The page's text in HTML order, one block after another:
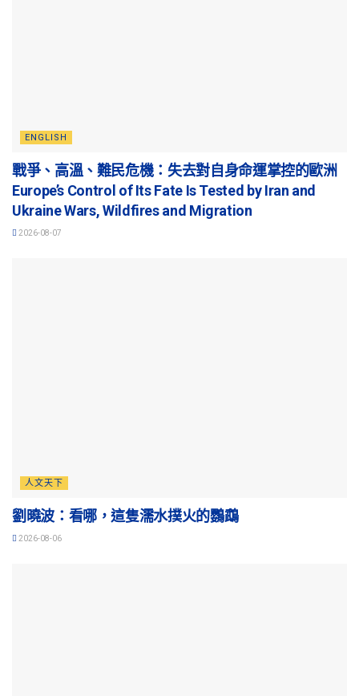
ENGLISH
戰爭、高溫、難民危機：失去對自身命運掌控的歐洲
Europe’s Control of Its Fate Is Tested by Iran and
Ukraine Wars, Wildfires and Migration
2026-08-07
人文天下
劉曉波：看哪，這隻濡水撲火的鸚鵡
2026-08-06